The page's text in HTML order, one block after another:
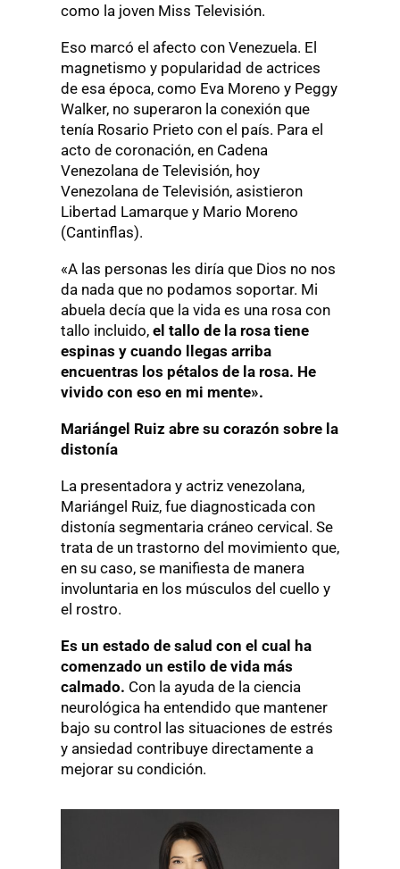
como la joven Miss Televisión.
Eso marcó el afecto con Venezuela. El
magnetismo y popularidad de actrices
de esa época, como Eva Moreno y Peggy
Walker, no superaron la conexión que
tenía Rosario Prieto con el país. Para el
acto de coronación, en Cadena
Venezolana de Televisión, hoy
Venezolana de Televisión, asistieron
Libertad Lamarque y Mario Moreno
(Cantinflas).
«A las personas les diría que Dios no nos
da nada que no podamos soportar. Mi
abuela decía que la vida es una rosa con
tallo incluido, el tallo de la rosa tiene
espinas y cuando llegas arriba
encuentras los pétalos de la rosa. He
vivido con eso en mi mente».
Mariángel Ruiz abre su corazón sobre la
distonía
La presentadora y actriz venezolana,
Mariángel Ruiz, fue diagnosticada con
distonía segmentaria cráneo cervical. Se
trata de un trastorno del movimiento que,
en su caso, se manifiesta de manera
involuntaria en los músculos del cuello y
el rostro.
Es un estado de salud con el cual ha
comenzado un estilo de vida más
calmado. Con la ayuda de la ciencia
neurológica ha entendido que mantener
bajo su control las situaciones de estrés
y ansiedad contribuye directamente a
mejorar su condición.